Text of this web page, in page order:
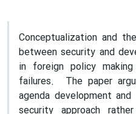
Conceptualization and
between security and
in foreign policy
failures. The paper
agenda development
security approach